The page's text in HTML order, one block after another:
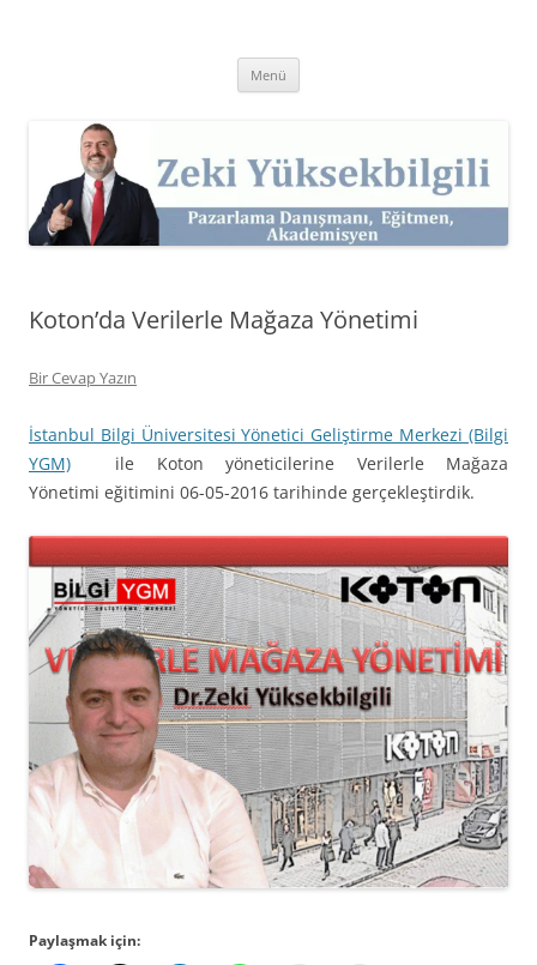
Kişisel Web Sitesi.
Menü
Koton’da Verilerle Mağaza Yönetimi
Bir Cevap Yazın
İstanbul Bilgi Üniversitesi Yönetici Geliştirme Merkezi (Bilgi
YGM) ile Koton yöneticilerine Verilerle Mağaza
Yönetimi eğitimini 06-05-2016 tarihinde gerçekleştirdik.
Paylaşmak için: